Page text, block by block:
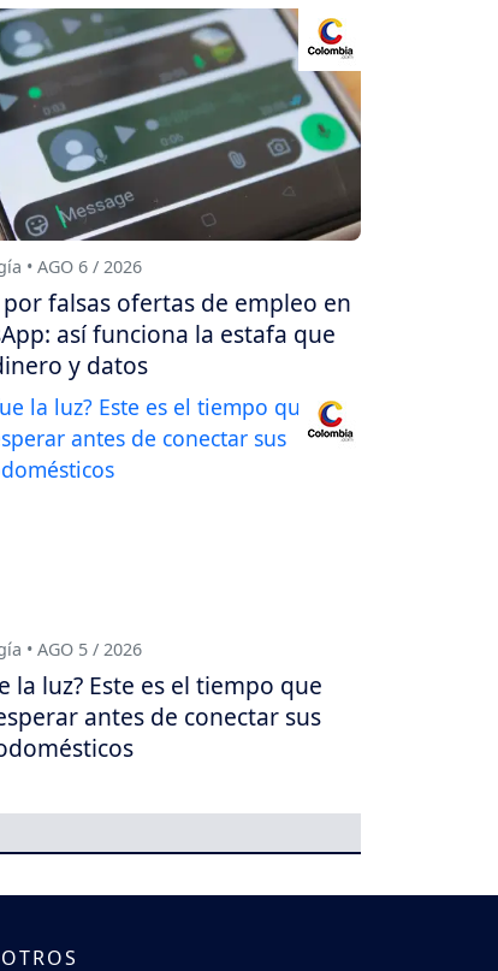
• AGO 6 / 2026
falsas ofertas de empleo en
así funciona la estafa que
y datos
• AGO 5 / 2026
la luz? Este es el tiempo que
antes de conectar sus